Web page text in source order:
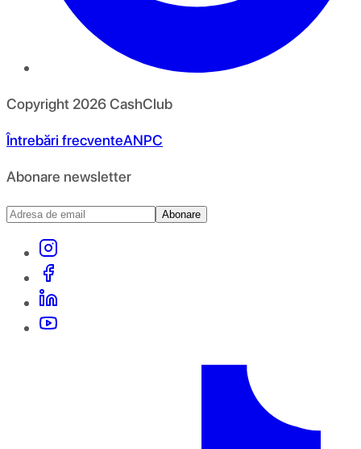
Copyright 2026CashClub
Întrebări frecventeANPC
Abonare newsletter
Abonare